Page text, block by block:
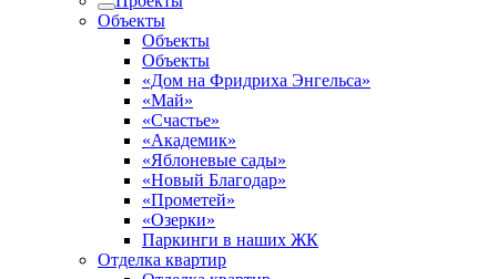
Объекты
Объекты
Объекты
«Дом на Фридриха Энгельса»
«Май»
«Счастье»
«Академик»
«Яблоневые сады»
«Новый Благодар»
«Прометей»
«Озерки»
Паркинги в наших ЖК
Отделка квартир